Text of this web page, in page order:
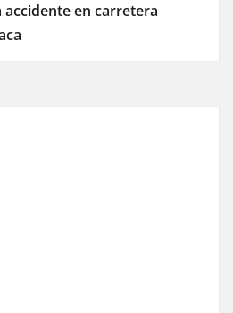
accidente en carretera